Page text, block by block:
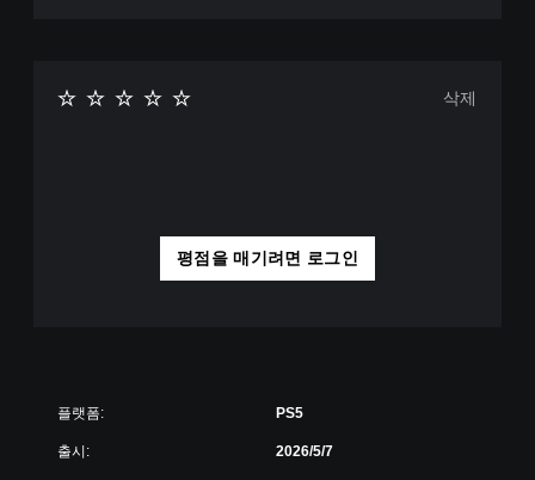
평점을 매기려면 로그인
삭제
플랫폼: PS5
출시: 2026/5/7